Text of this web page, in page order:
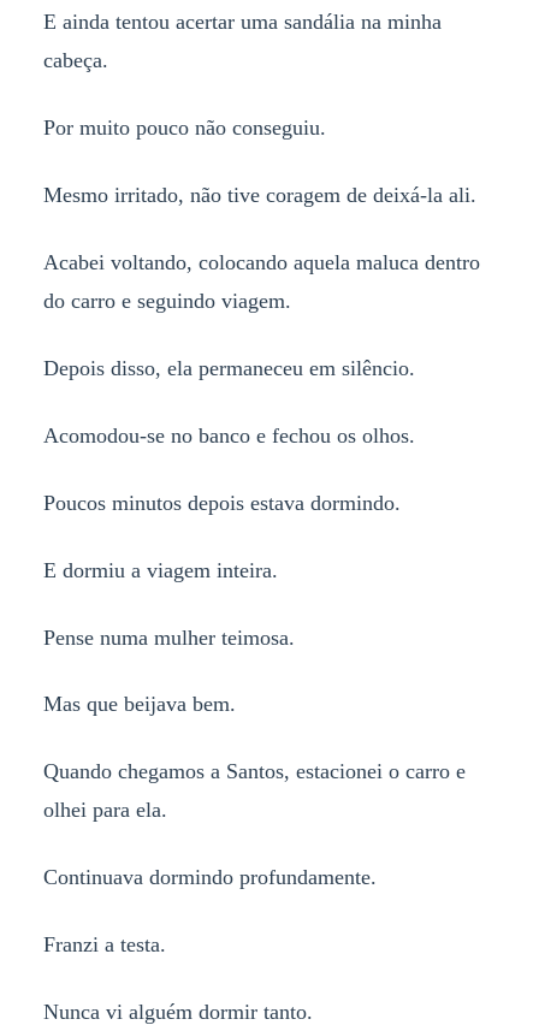
E ainda tentou acertar uma sandália na minha
cabeça.
Por muito pouco não conseguiu.
Mesmo irritado, não tive coragem de deixá-la ali.
Acabei voltando, colocando aquela maluca dentro
do carro e seguindo viagem.
Depois disso, ela permaneceu em silêncio.
Acomodou-se no banco e fechou os olhos.
Poucos minutos depois estava dormindo.
E dormiu a viagem inteira.
Pense numa mulher teimosa.
Mas que beijava bem.
Quando chegamos a Santos, estacionei o carro e
olhei para ela.
Continuava dormindo profundamente.
Franzi a testa.
Nunca vi alguém dormir tanto.